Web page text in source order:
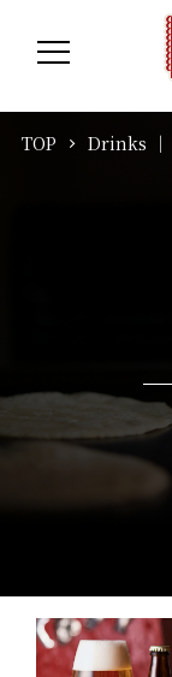
TOP Drinks ｜